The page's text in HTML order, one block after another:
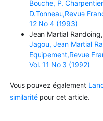
Bouche, P.
D.Tonneau,Revue
12 No 4 (1993)
Jean Martial Randoing,
Jagou, Jean Martial
Equipement,Revue
Vol. 11 No 3 (1992)
Vous pouvez également
similaritépour cet article.